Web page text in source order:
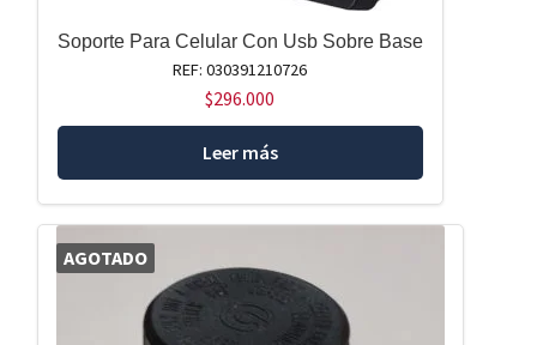
Soporte Para Celular Con Usb Sobre Base
REF: 030391210726
$296.000
Leer más
AGOTADO